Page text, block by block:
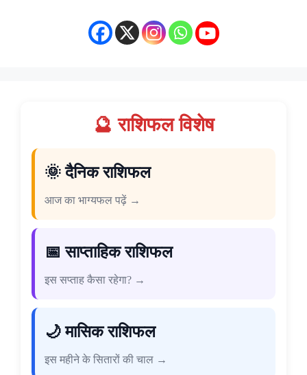
🔮 राशिफल विशेष
🌞 दैनिक राशिफल
आज का भाग्यफल पढ़ें →
📅 साप्ताहिक राशिफल
इस सप्ताह कैसा रहेगा? →
🌙 मासिक राशिफल
इस महीने के सितारों की चाल →